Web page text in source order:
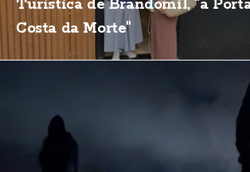
Turística de Brandomil, "a
Costa da Morte"